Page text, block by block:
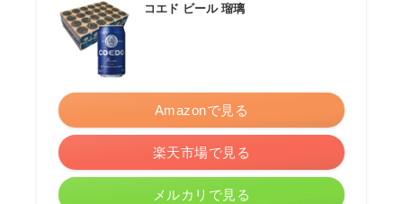
コエド ビール 瑠璃
Amazonで見る
楽天市場で見る
メルカリで見る